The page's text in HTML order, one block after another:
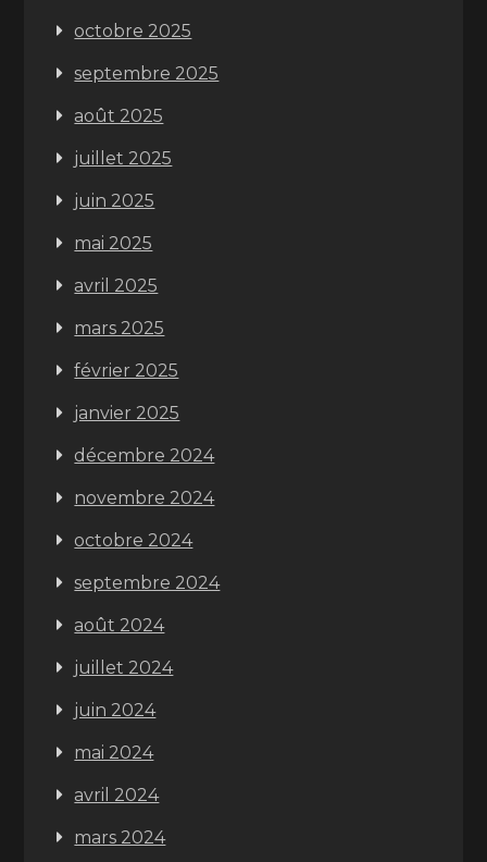
octobre 2025
septembre 2025
août 2025
juillet 2025
juin 2025
mai 2025
avril 2025
mars 2025
février 2025
janvier 2025
décembre 2024
novembre 2024
octobre 2024
septembre 2024
août 2024
juillet 2024
juin 2024
mai 2024
avril 2024
mars 2024